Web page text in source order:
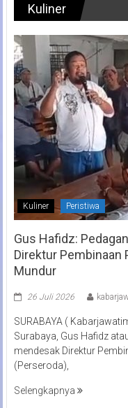
Kuliner
Kuliner Peristiwa
Gus Hafidz:
Direktur Pembinaan
Mundur
26 Juli 2026
SURABAYA (
Surabaya, Gus Hafidz
mendesak Direktur
(Perseroda),
Selengkapnya